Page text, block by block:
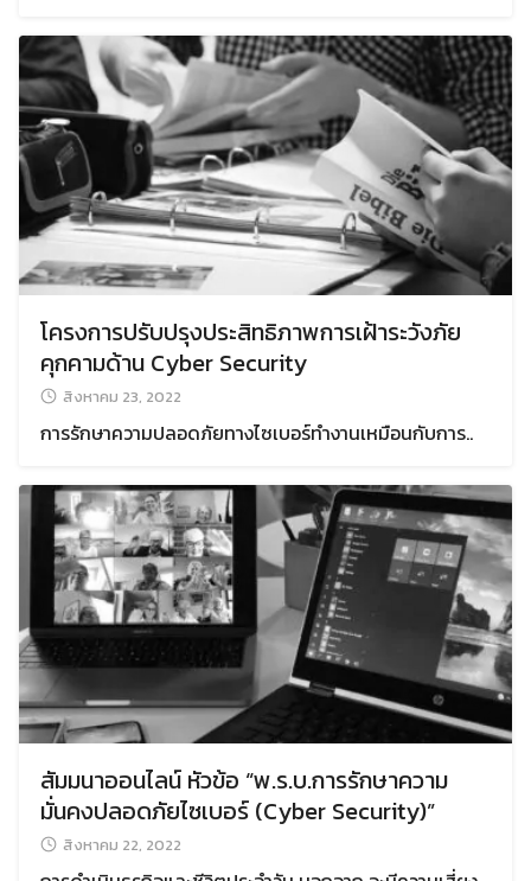
โครงการปรับปรุงประสิทธิภาพการเฝ้าระวังภัย
คุกคามด้าน Cyber Security
สิงหาคม 23, 2022
การรักษาความปลอดภัยทางไซเบอร์ทำงานเหมือนกับการ..
สัมมนาออนไลน์ หัวข้อ “พ.ร.บ.การรักษาความ
มั่นคงปลอดภัยไซเบอร์ (Cyber Security)”
สิงหาคม 22, 2022